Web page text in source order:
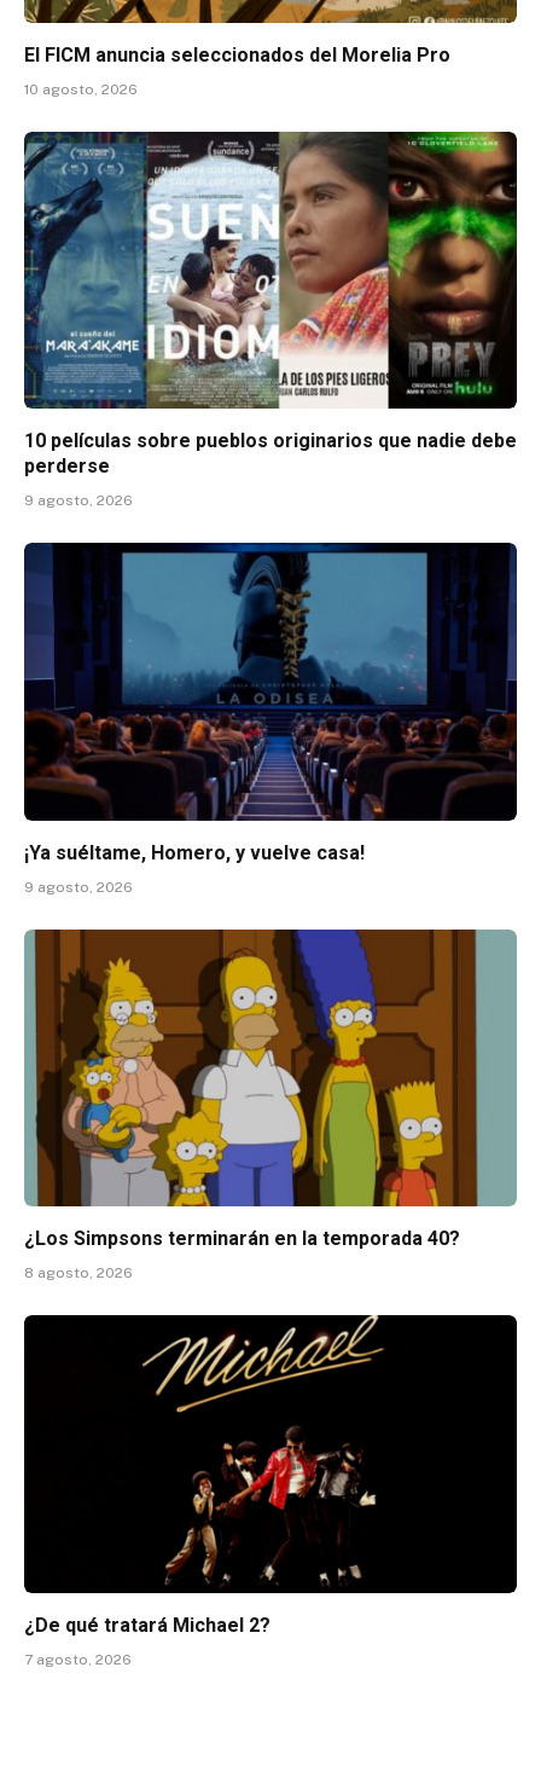
El FICM anuncia seleccionados del Morelia Pro
10 agosto, 2026
10 películas sobre pueblos originarios que nadie debe
perderse
9 agosto, 2026
¡Ya suéltame, Homero, y vuelve casa!
9 agosto, 2026
¿Los Simpsons terminarán en la temporada 40?
8 agosto, 2026
¿De qué tratará Michael 2?
7 agosto, 2026